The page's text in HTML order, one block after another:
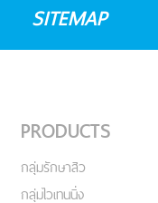
SITEMAP
PRODUCTS
กลุ่มรักษาสิว
กลุ่มไวเทนนิ่ง